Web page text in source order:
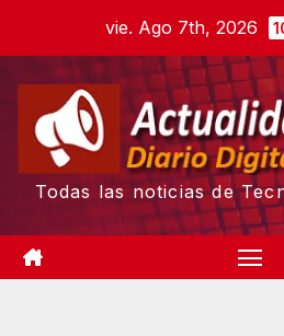
content
vie. Ago 7th, 2026
Todas las noticias de